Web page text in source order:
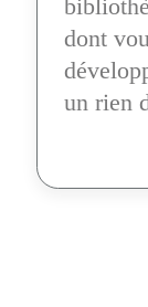
dont
un rien